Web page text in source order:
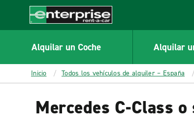
CONTENT
Enterprise
Alquilar un Coche Alquilar
Inicio Todos los vehículos de alquiler – España
Mercedes C-Class